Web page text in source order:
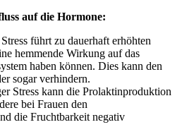
auf die Hormone:
führt zu dauerhaft erhöhten
hemmende Wirkung auf das
haben können. Dies kann den
sogar verhindern.
Stress kann die Prolaktinproduktion
bei Frauen den
die Fruchtbarkeit negativ